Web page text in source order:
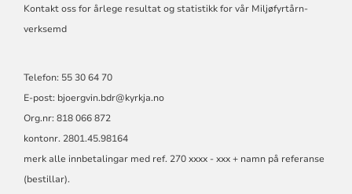
Kontakt oss for årlege resultat og statistikk for vår Miljøfyrtårn-
verksemd
Telefon: 55 30 64 70
E-post: bjoergvin.bdr@kyrkja.no
Org.nr: 818 066 872
kontonr. 2801.45.98164
merk alle innbetalingar med ref. 270 xxxx - xxx + namn på referanse
(bestillar).